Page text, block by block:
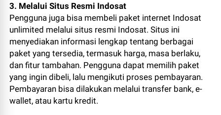
3. Melalui Situs Resmi Indosat
Pengguna juga bisa membeli paket internet Indosat
unlimited melalui situs resmi Indosat. Situs ini
menyediakan informasi lengkap tentang berbagai
paket yang tersedia, termasuk harga, masa berlaku,
dan fitur tambahan. Pengguna dapat memilih paket
yang ingin dibeli, lalu mengikuti proses pembayaran.
Pembayaran bisa dilakukan melalui transfer bank, e-
wallet, atau kartu kredit.